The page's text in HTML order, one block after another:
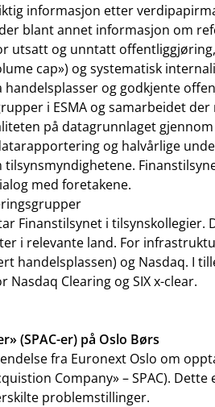
informasjon etter
blant annet informasjon om
utsatt og unntatt offentliggjøring,
cap») og systematisk
og godkjente
i ESMA og samarbeidet
på datagrunnlaget
og halvårlige
med foretakene.
Finanstilsynet i tilsynskollegier.
i relevante land. For
handelsplassen) og Nasdaq. I
Clearing og SIX x-clear.
(SPAC-er) på Oslo Børs
fra Euronext Oslo om
Company» – SPAC).
problemstillinger.